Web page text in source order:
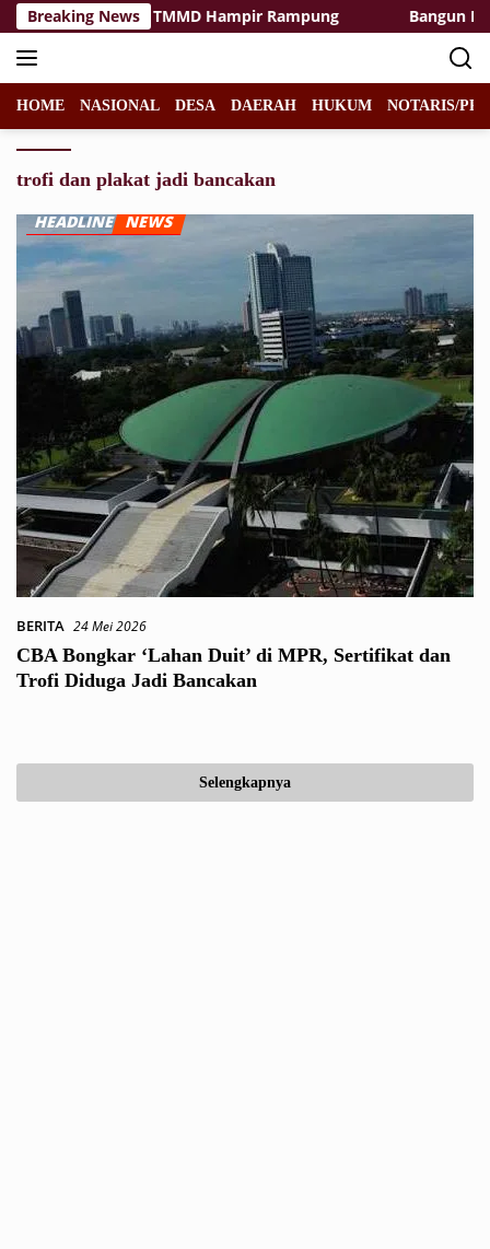
Langsung
ke
konten
Breaking News
Rest Area TMMD Hampir Rampung Bangun
HOME NASIONAL DESA DAERAH HUKUM NOTARIS/
trofi dan plakat jadi bancakan
BERITA 24 Mei 2026
CBA Bongkar ‘Lahan Duit’ di MPR, Sertifikat dan
Trofi Diduga Jadi Bancakan
Selengkapnya